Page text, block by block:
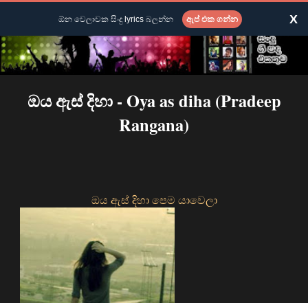
ඔය ඇස් දිහා - Oya as diha (Pradeep
Rangana)
ඔය ඇස් දිහා පෙම යාවෙලා
ඕන වෙලාවක සිංදු lyrics බලන්න ඇප් එක ගන්න X